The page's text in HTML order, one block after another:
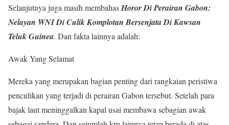
Selanjutnya juga masih membahasHoror Di Perairan Gabon:
Nelayan WNI Di Culik Komplotan Bersenjata Di Kawsan
Teluk Guinea. Dan fakta lainnya adalah:
Awak Yang Selamat
Mereka yang merupakan bagian penting dari rangkaian peristiwa
penculikan yang terjadi di perairan Gabon tersebut. Setelah para
bajak laut meninggalkan kapal usai membawa sebagian awak